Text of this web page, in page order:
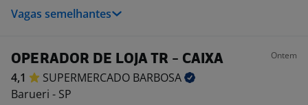
Vagas semelhantes
OPERADOR DE LOJA TR - CAIXA Ontem
4,1 SUPERMERCADO BARBOSA
Barueri - SP